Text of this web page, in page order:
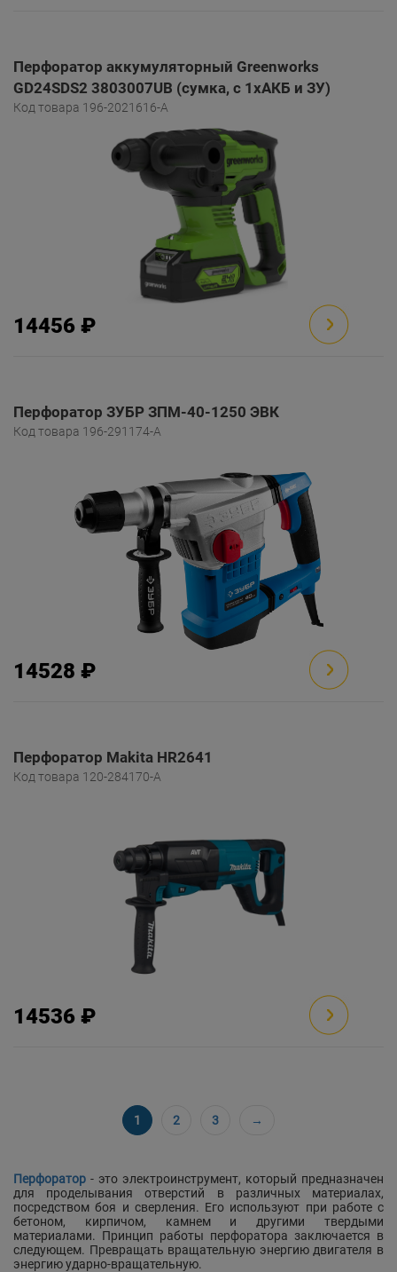
Перфоратор аккумуляторный Greenworks
GD24SDS2 3803007UB (сумка, с 1хАКБ и ЗУ)
Код товара 196-2021616-A
14456 ₽
Перфоратор ЗУБР ЗПМ-40-1250 ЭВК
Код товара 196-291174-A
14528 ₽
Перфоратор Makita HR2641
Код товара 120-284170-A
14536 ₽
1 2 3 →
Перфоратор - это электроинструмент, который предназначен
для проделывания отверстий в различных материалах,
посредством боя и сверления. Его используют при работе с
бетоном, кирпичом, камнем и другими твердыми
материалами. Принцип работы перфоратора заключается в
следующем. Превращать вращательную энергию двигателя в
энергию ударно-вращательную.